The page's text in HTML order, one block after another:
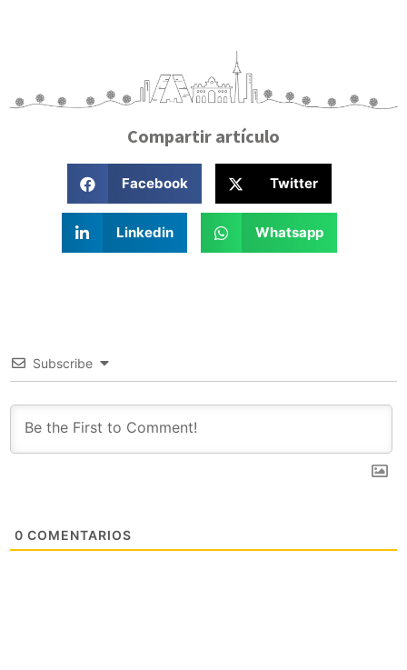
Compartir artículo
Facebook Twitter
Linkedin Whatsapp
Subscribe
0 COMENTARIOS